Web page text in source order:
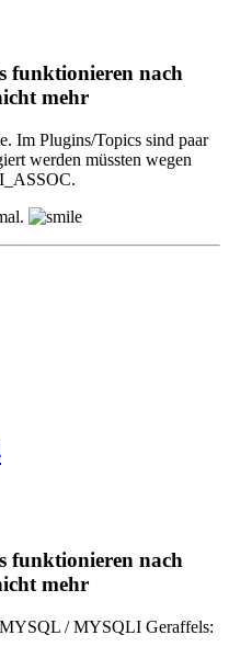
funktionieren nach
mehr
Im Plugins/Topics sind paar
werden müssten wegen
funktionieren nach
mehr
MYSQL / MYSQLI Geraffels: